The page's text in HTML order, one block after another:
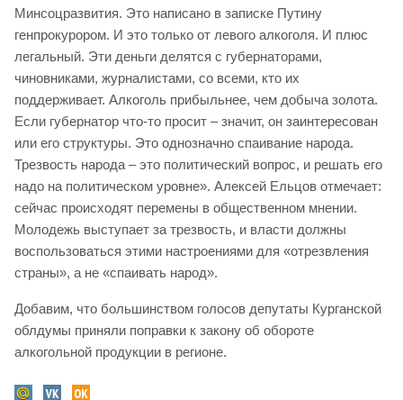
Минсоцразвития. Это написано в записке Путину
генпрокурором. И это только от левого алкоголя. И плюс
легальный. Эти деньги делятся с губернаторами,
чиновниками, журналистами, со всеми, кто их
поддерживает. Алкоголь прибыльнее, чем добыча золота.
Если губернатор что-то просит – значит, он заинтересован
или его структуры. Это однозначно спаивание народа.
Трезвость народа – это политический вопрос, и решать его
надо на политическом уровне». Алексей Ельцов отмечает:
сейчас происходят перемены в общественном мнении.
Молодежь выступает за трезвость, и власти должны
воспользоваться этими настроениями для «отрезвления
страны», а не «спаивать народ».
Добавим, что большинством голосов депутаты Курганской
облдумы приняли поправки к закону об обороте
алкогольной продукции в регионе.